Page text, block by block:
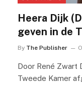
Heera Dijk
geven in de
By The Publisher
Door René Zwart
Tweede Kamer